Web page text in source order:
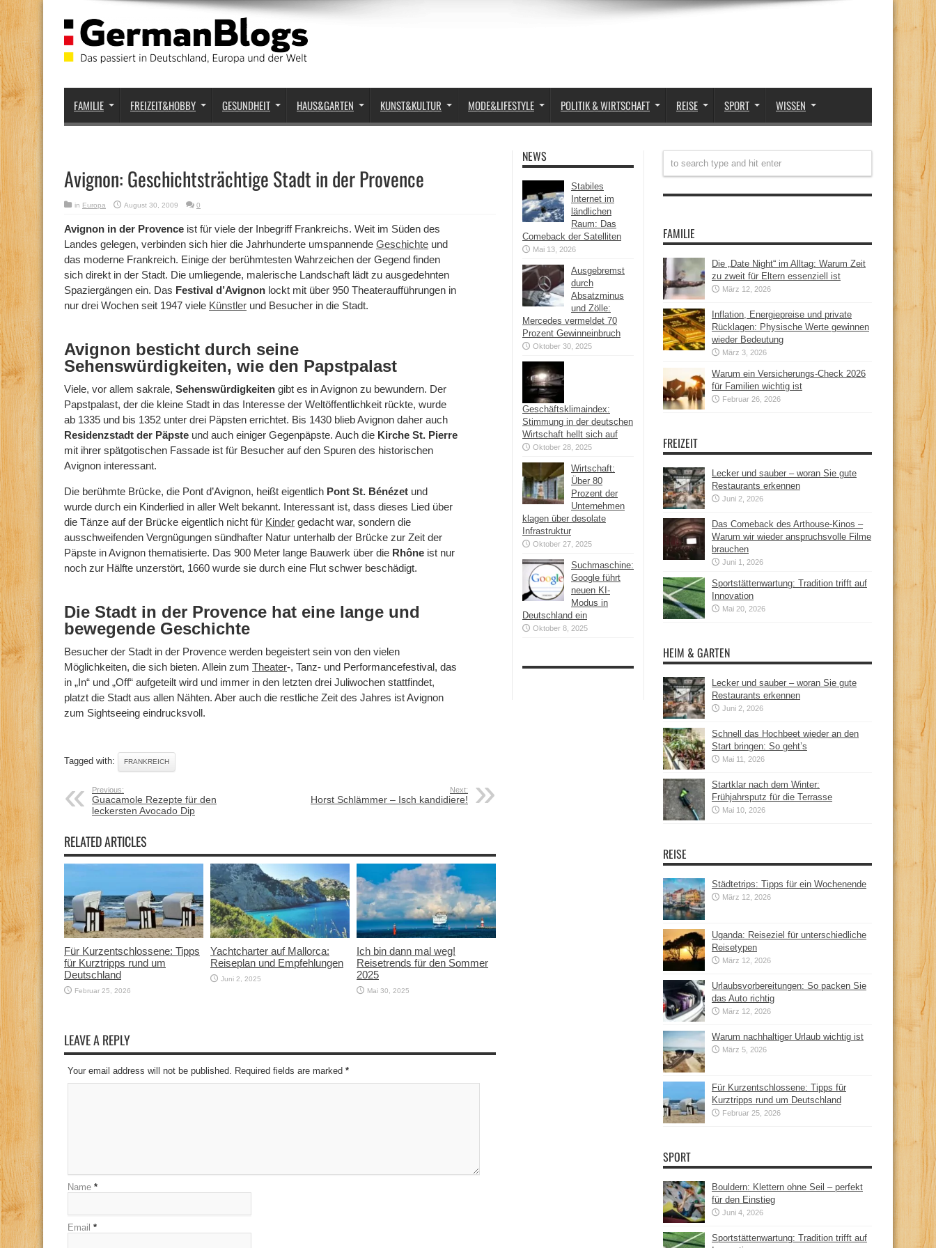
FAMILIE FREIZEIT&HOBBY GESUNDHEIT HAUS&GARTEN KUNST&KULTUR MODE&LIFESTYLE POLITIK & WIRTSCHAFT REISE SPORT WISSEN
Avignon: Geschichtsträchtige Stadt in der Provence
in Europa August 30, 2009 0
Avignon in der Provence ist für viele der Inbegriff Frankreichs. Weit im Süden des
Landes gelegen, verbinden sich hier die Jahrhunderte umspannende Geschichte und
das moderne Frankreich. Einige der berühmtesten Wahrzeichen der Gegend finden
sich direkt in der Stadt. Die umliegende, malerische Landschaft lädt zu ausgedehnten
Spaziergängen ein. Das Festival d’Avignon lockt mit über 950 Theateraufführungen in
nur drei Wochen seit 1947 viele Künstler und Besucher in die Stadt.
Avignon besticht durch seine
Sehenswürdigkeiten, wie den Papstpalast
Viele, vor allem sakrale, Sehenswürdigkeiten gibt es in Avignon zu bewundern. Der
Papstpalast, der die kleine Stadt in das Interesse der Weltöffentlichkeit rückte, wurde
ab 1335 und bis 1352 unter drei Päpsten errichtet. Bis 1430 blieb Avignon daher auch
Residenzstadt der Päpste und auch einiger Gegenpäpste. Auch die Kirche St. Pierre
mit ihrer spätgotischen Fassade ist für Besucher auf den Spuren des historischen
Avignon interessant.
Die berühmte Brücke, die Pont d’Avignon, heißt eigentlich Pont St. Bénézet und
wurde durch ein Kinderlied in aller Welt bekannt. Interessant ist, dass dieses Lied über
die Tänze auf der Brücke eigentlich nicht für Kinder gedacht war, sondern die
ausschweifenden Vergnügungen sündhafter Natur unterhalb der Brücke zur Zeit der
Päpste in Avignon thematisierte. Das 900 Meter lange Bauwerk über die Rhône ist nur
noch zur Hälfte unzerstört, 1660 wurde sie durch eine Flut schwer beschädigt.
Die Stadt in der Provence hat eine lange und
bewegende Geschichte
Besucher der Stadt in der Provence werden begeistert sein von den vielen
Möglichkeiten, die sich bieten. Allein zum Theater-, Tanz- und Performancefestival, das
in „In“ und „Off“ aufgeteilt wird und immer in den letzten drei Juliwochen stattfindet,
platzt die Stadt aus allen Nähten. Aber auch die restliche Zeit des Jahres ist Avignon
zum Sightseeing eindrucksvoll.
Tagged with: FRANKREICH
Previous:
Guacamole Rezepte für den
leckersten Avocado Dip
Next:
Horst Schlämmer – Isch kandidiere!
RELATED ARTICLES
Für Kurzentschlossene: Tipps
für Kurztripps rund um
Deutschland
Februar 25, 2026
Yachtcharter auf Mallorca:
Reiseplan und Empfehlungen
Juni 2, 2025
Ich bin dann mal weg!
Reisetrends für den Sommer
2025
Mai 30, 2025
LEAVE A REPLY
Your email address will not be published. Required fields are marked *
Name *
Email *
NEWS
Stabiles
Internet im
ländlichen
Raum: Das
Comeback der Satelliten
Mai 13, 2026
Ausgebremst
durch
Absatzminus
und Zölle:
Mercedes vermeldet 70
Prozent Gewinneinbruch
Oktober 30, 2025
Geschäftsklimaindex:
Stimmung in der deutschen
Wirtschaft hellt sich auf
Oktober 28, 2025
Wirtschaft:
Über 80
Prozent der
Unternehmen
klagen über desolate
Infrastruktur
Oktober 27, 2025
Suchmaschine:
Google führt
neuen KI-
Modus in
Deutschland ein
Oktober 8, 2025
FAMILIE
Die „Date Night“ im Alltag: Warum Zeit
zu zweit für Eltern essenziell ist
März 12, 2026
Inflation, Energiepreise und private
Rücklagen: Physische Werte gewinnen
wieder Bedeutung
März 3, 2026
Warum ein Versicherungs-Check 2026
für Familien wichtig ist
Februar 26, 2026
FREIZEIT
Lecker und sauber – woran Sie gute
Restaurants erkennen
Juni 2, 2026
Das Comeback des Arthouse-Kinos –
Warum wir wieder anspruchsvolle Filme
brauchen
Juni 1, 2026
Sportstättenwartung: Tradition trifft auf
Innovation
Mai 20, 2026
HEIM & GARTEN
Lecker und sauber – woran Sie gute
Restaurants erkennen
Juni 2, 2026
Schnell das Hochbeet wieder an den
Start bringen: So geht’s
Mai 11, 2026
Startklar nach dem Winter:
Frühjahrsputz für die Terrasse
Mai 10, 2026
REISE
Städtetrips: Tipps für ein Wochenende
März 12, 2026
Uganda: Reiseziel für unterschiedliche
Reisetypen
März 12, 2026
Urlaubsvorbereitungen: So packen Sie
das Auto richtig
März 12, 2026
Warum nachhaltiger Urlaub wichtig ist
März 5, 2026
Für Kurzentschlossene: Tipps für
Kurztripps rund um Deutschland
Februar 25, 2026
SPORT
Bouldern: Klettern ohne Seil – perfekt
für den Einstieg
Juni 4, 2026
Sportstättenwartung: Tradition trifft auf